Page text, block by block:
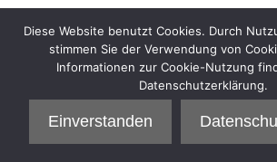
Diese Website benutzt Cookies. Durch
stimmen Sie der Verwendung von
Informationen zur Cookie-Nutzung
Datenschutzerklärung.
Einverstanden